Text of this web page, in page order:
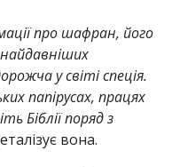
про шафран, його
у світі спеція.
папірусах, працях
Біблії поряд з
вона.